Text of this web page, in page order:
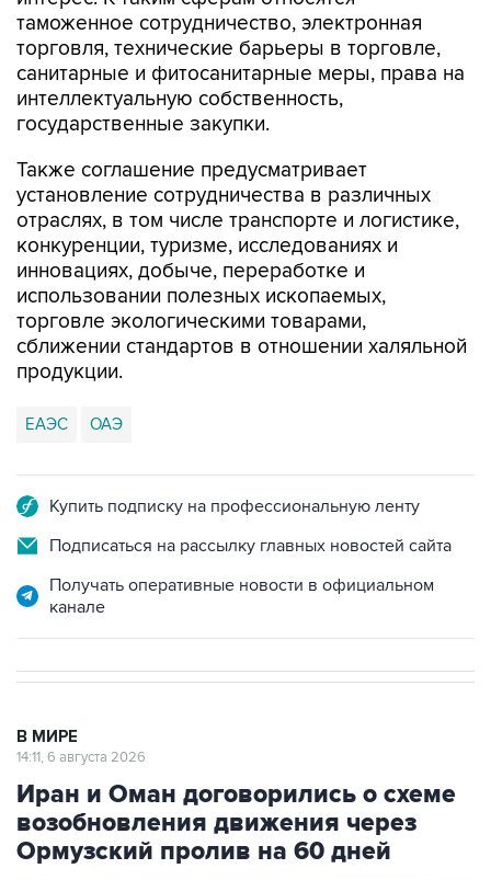
таможенное сотрудничество, электронная
торговля, технические барьеры в торговле,
санитарные и фитосанитарные меры, права на
интеллектуальную собственность,
государственные закупки.
Также соглашение предусматривает
установление сотрудничества в различных
отраслях, в том числе транспорте и логистике,
конкуренции, туризме, исследованиях и
инновациях, добыче, переработке и
использовании полезных ископаемых,
торговле экологическими товарами,
сближении стандартов в отношении халяльной
продукции.
ЕАЭС ОАЭ
Купить подписку на профессиональную ленту
Подписаться на рассылку главных новостей сайта
Получать оперативные новости в официальном
канале
В МИРЕ
14:11, 6 августа 2026
Иран и Оман договорились о схеме
возобновления движения через
Ормузский пролив на 60 дней